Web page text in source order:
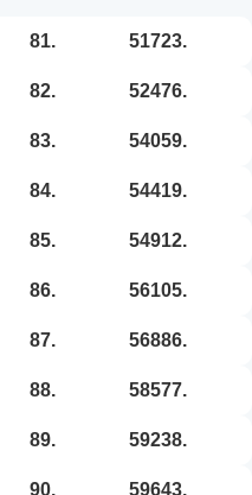
81. 51723.
82. 52476.
83. 54059.
84. 54419.
85. 54912.
86. 56105.
87. 56886.
88. 58577.
89. 59238.
90. 59643.